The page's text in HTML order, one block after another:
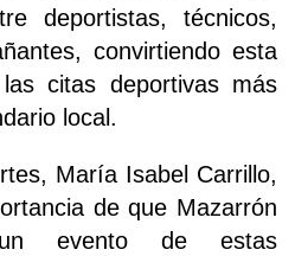
deportistas, técnicos,
convirtiendo esta
citas deportivas más
local.
María Isabel Carrillo,
de que Mazarrón
evento de estas